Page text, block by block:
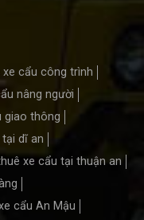
xe cẩu công trình
nâng người
giao thông
dĩ an
xe cẩu tại thuận an
cẩu An Mậu